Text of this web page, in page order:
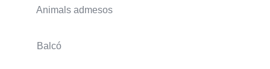
Animals admesos
Balcó